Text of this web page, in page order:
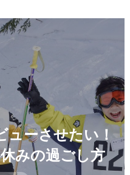
ューさせたい！
みの過ごし方